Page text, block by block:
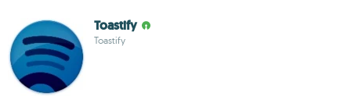
Toastify
Toastify